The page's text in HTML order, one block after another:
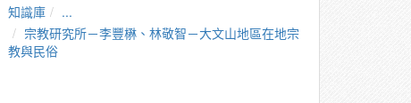
知識庫
...
宗教研究所－李豐楙、林敬智－大文山地區在地宗
教與民俗